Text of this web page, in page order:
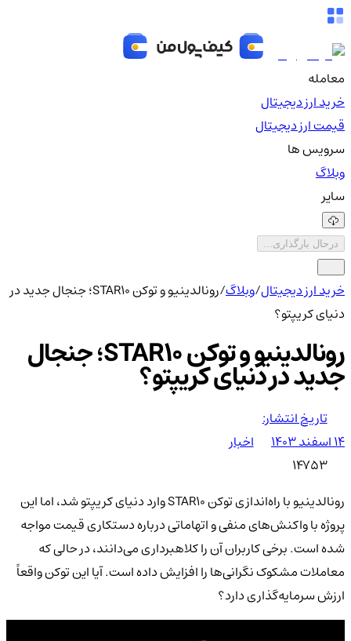
معامله
خرید ارز دیجیتال
قیمت ارز دیجیتال
سرویس ها
وبلاگ
سایر
درحال بارگذاری...
خرید ارز دیجیتال/وبلاگ/
رونالدینیو و توکن STAR10؛ جنجال جدید در
دنیای کریپتو؟
رونالدینیو و توکن STAR10؛ جنجال
جدید در دنیای کریپتو؟
تاریخ انتشار:
۱۴ اسفند ۱۴۰۳
اخبار
14753
رونالدینیو با راه‌اندازی توکن STAR10 وارد دنیای کریپتو شد، اما این
پروژه با واکنش‌های منفی و اتهاماتی درباره دستکاری قیمت مواجه
شده است. برخی کاربران آن را کلاهبرداری می‌دانند، در حالی که
معاملات مشکوک نگرانی‌ها را افزایش داده است. آیا این توکن واقعاً
ارزش سرمایه‌گذاری دارد؟